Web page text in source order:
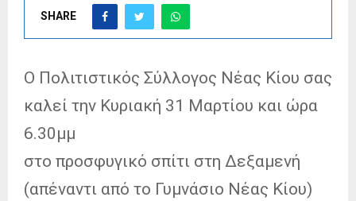
SHARE
Ο Πολιτιστικός Σύλλογος Νέας Κίου σας
καλεί την Κυριακή 31 Μαρτίου και ώρα
6.30μμ
στο προσφυγικό σπίτι στη Δεξαμενή
(απέναντι από το Γυμνάσιο Νέας Κίου)